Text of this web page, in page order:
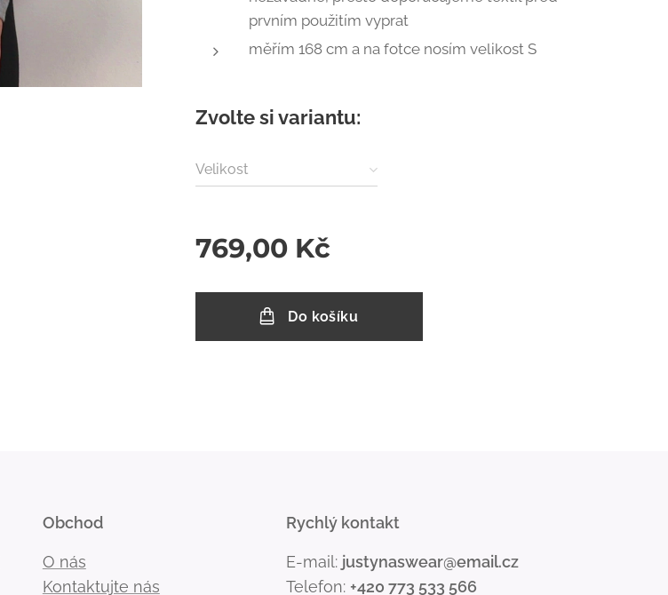
prvním použitím vyprat
měřím 168 cm a na fotce nosím velikost S
Zvolte si variantu:
Velikost
769,00 Kč
Do košíku
Obchod
O nás
Kontaktujte nás
Rychlý kontakt
E-mail: justynaswear@email.cz
Telefon: +420 773 533 566